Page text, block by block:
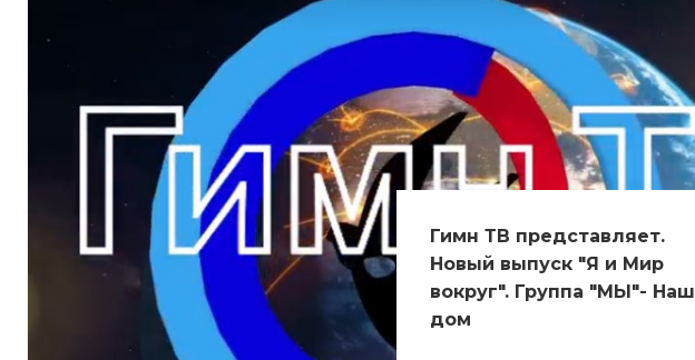
Гимн ТВ представляет.
Новый выпуск "Я и Мир
вокруг". Группа "МЫ"- Наш
дом